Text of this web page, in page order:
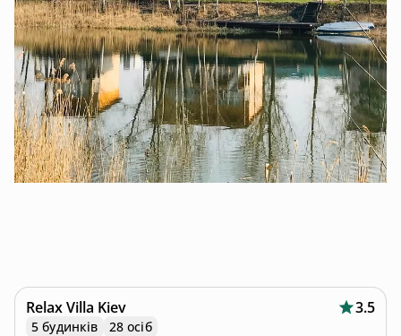
Relax Villa Kiev 3.5
5 будинків
28 осіб